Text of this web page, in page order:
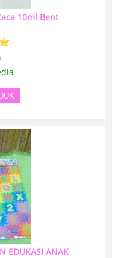
10ml Bent
EDUKASI ANAK